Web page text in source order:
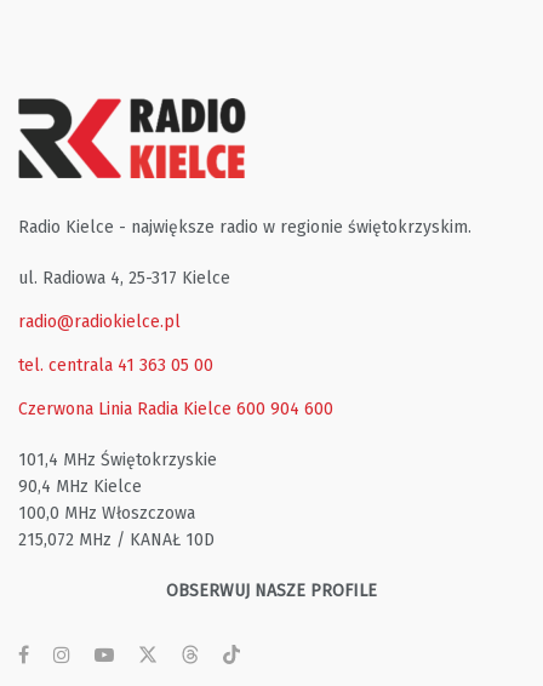
Radio Kielce - największe radio w regionie świętokrzyskim.
ul. Radiowa 4, 25-317 Kielce
radio@radiokielce.pl
tel. centrala 41 363 05 00
Czerwona Linia Radia Kielce 600 904 600
101,4 MHz Świętokrzyskie
90,4 MHz Kielce
100,0 MHz Włoszczowa
215,072 MHz / KANAŁ 10D
OBSERWUJ NASZE PROFILE